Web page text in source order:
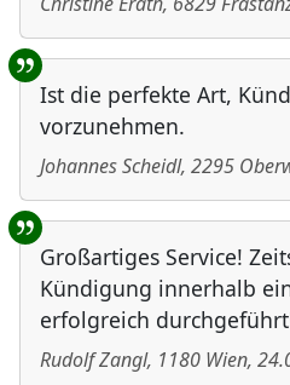
Ist die perfekte Art,
vorzunehmen.
Johannes Scheidl, 2295
Großartiges Service!
Kündigung innerhalb
erfolgreich
Rudolf Zangl, 1180 Wien,